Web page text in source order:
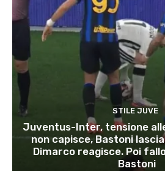
STILE JUVE
Juventus-Inter, tensione
non capisce, Bastoni
Dimarco reagisce. Poi
Bastoni